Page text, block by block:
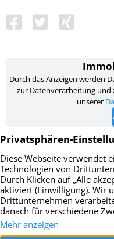
Impressum
Widerrufsbelehrung